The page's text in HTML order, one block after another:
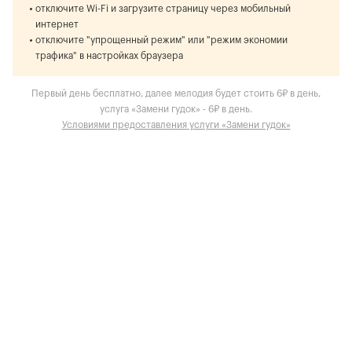
отключите Wi-Fi и загрузите страницу через мобильный
интернет
отключите "упрощенный режим" или "режим экономии
трафика" в настройках браузера
Первый день бесплатно, далее мелодия будет стоить 6₽ в день,
услуга «Замени гудок» - 6₽ в день.
Условиями предоставления услуги «Замени гудок»